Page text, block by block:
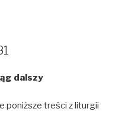
dalszy
poniższe treści z liturgii